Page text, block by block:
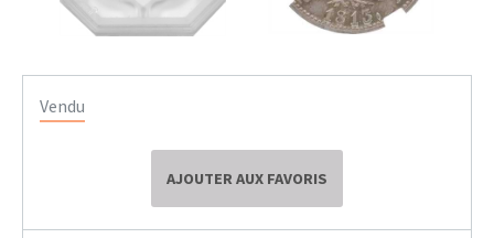
Vendu
AJOUTER AUX FAVORIS